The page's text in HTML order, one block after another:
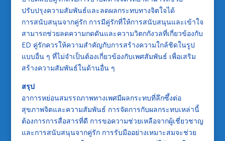
ปรับปรุงความสัมพันธ์และลดผลกระทบทางจิตใจได้
การสนับสนุนจากคู่รัก การมีคู่รักที่ให้การสนับสนุนและเข้าใจ
สามารถช่วยลดความกดดันและความวิตกกังวลที่เกี่ยวข้องกับ
ED คู่รักควรให้ความสำคัญกับการสร้างความใกล้ชิดในรูป
แบบอื่น ๆ ที่ไม่จำเป็นต้องเกี่ยวข้องกับเพศสัมพันธ์ เพื่อเสริม
สร้างความสัมพันธ์ในด้านอื่น ๆ
สรุป
อาการหย่อนสมรรถภาพทางเพศมีผลกระทบที่ลึกซึ้งต่อ
สุขภาพจิตและความสัมพันธ์ การจัดการกับผลกระทบเหล่านี้
ต้องการการสื่อสารที่ดี การขอความช่วยเหลือจากผู้เชี่ยวชาญ
และการสนับสนุนจากคู่รัก การรับมืออย่างเหมาะสมจะช่วย